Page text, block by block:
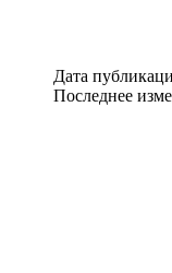
Дата
Последнее